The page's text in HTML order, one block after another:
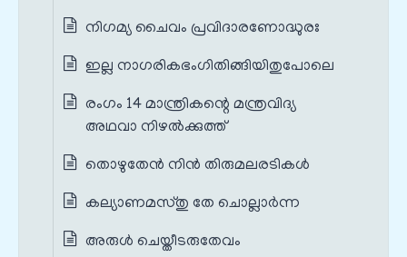
നിഗമ്യ ചൈവം പ്രവിദാരണോദ്ധുരഃ
ഇല്ല നാഗരികഭംഗിതിങ്ങിയിതുപോലെ
രംഗം 14 മാന്ത്രികന്റെ മന്ത്രവിദ്യ
അഥവാ നിഴൽക്കുത്ത്
തൊഴുതേൻ നിൻ തിരുമലരടികൾ
കല്യാണമസ്തു തേ ചൊല്ലാർന്ന
അരുൾ ചെയ്തീടരുതേവം